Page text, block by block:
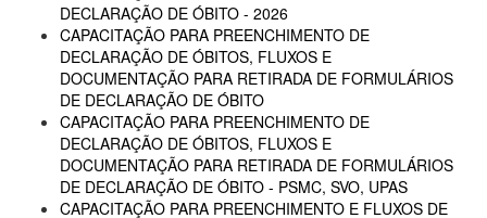
DECLARAÇÃO DE ÓBITO - 2026
CAPACITAÇÃO PARA PREENCHIMENTO DE
DECLARAÇÃO DE ÓBITOS, FLUXOS E
DOCUMENTAÇÃO PARA RETIRADA DE FORMULÁRIOS
DE DECLARAÇÃO DE ÓBITO
CAPACITAÇÃO PARA PREENCHIMENTO DE
DECLARAÇÃO DE ÓBITOS, FLUXOS E
DOCUMENTAÇÃO PARA RETIRADA DE FORMULÁRIOS
DE DECLARAÇÃO DE ÓBITO - PSMC, SVO, UPAS
CAPACITAÇÃO PARA PREENCHIMENTO E FLUXOS DE